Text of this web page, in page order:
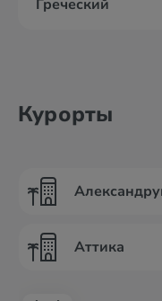
Греческий
Курорты
Аттика